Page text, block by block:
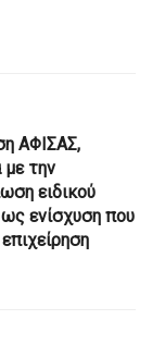
ΑΦΙΣΑΣ,
με την
ειδικού
ενίσχυση που